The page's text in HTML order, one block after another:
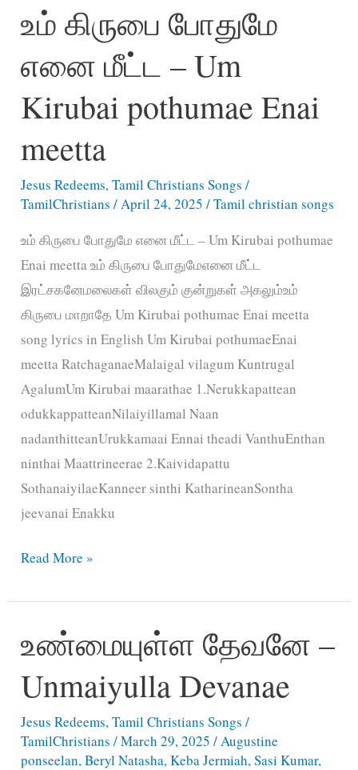
உன்னை
–
Kirubai
Kirubai
Meetka
உம் கிருபை போதுமே
எனை மீட்ட – Um
Kirubai pothumae Enai
meetta
Jesus Redeems,Tamil Christians Songs /
TamilChristians/ April 24, 2025/Tamil christian songs
உம் கிருபை போதுமே எனை மீட்ட – Um Kirubai pothumae
Enai meetta உம் கிருபை போதுமேஎனை மீட்ட
இரட்சகனேமலைகள் விலகும் குன்றுகள் அகலும்உம்
கிருபை மாறாதே Um Kirubai pothumae Enai meetta
song lyrics in English Um Kirubai pothumaeEnai
meetta RatchaganaeMalaigal vilagum Kuntrugal
AgalumUm Kirubai maarathae 1.Nerukkapattean
odukkappatteanNilaiyillamal Naan
nadanthitteanUrukkamaai Ennai theadi VanthuEnthan
ninthai Maattrineerae 2.Kaividapattu
SothanaiyilaeKanneer sinthi KatharineanSontha
jeevanai Enakku
உம்
போதுமே
மீட்ட
–
Kirubai
pothumae
Read More »
உண்மையுள்ள தேவனே –
Unmaiyulla Devanae
Jesus Redeems,Tamil Christians Songs /
TamilChristians/March 29, 2025/Augustine
ponseelan,Beryl Natasha,Keba Jermiah,Sasi Kumar,